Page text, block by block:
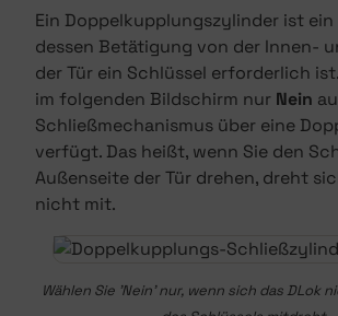
Ein Doppelkupplungszylinder ist
dessen Betätigung von der Innen-
der Tür ein Schlüssel erforderlich
im folgenden Bildschirm nur Nein
Schließmechanismus über eine
verfügt. Das heißt, wenn Sie den
Außenseite der Tür drehen, dreht
nicht mit.
Wählen Sie 'Nein' nur, wenn sich das DLok